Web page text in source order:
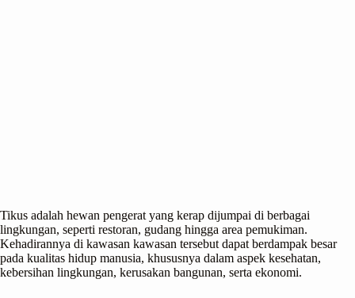
Tikus adalah hewan pengerat yang kerap dijumpai di berbagai
lingkungan, seperti restoran, gudang hingga area pemukiman.
Kehadirannya di kawasan kawasan tersebut dapat berdampak besar
pada kualitas hidup manusia, khususnya dalam aspek kesehatan,
kebersihan lingkungan, kerusakan bangunan, serta ekonomi.